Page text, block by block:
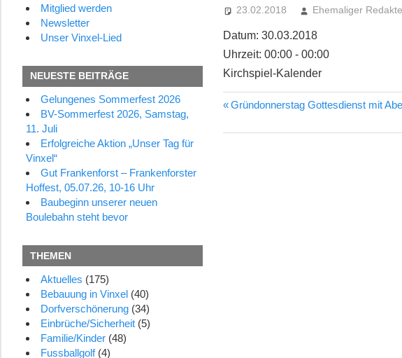
23.02.2018 Ehemaliger
Datum:30.03.2018
Uhrzeit:00:00 - 00:00
Kirchspiel-Kalender
Beitragsnavigation
Vorheriger
Gründonnerstag Gottesdienst mit
Mitglied werden
Newsletter
Unser Vinxel-Lied
NEUESTE BEITRÄGE
Gelungenes Sommerfest 2026
BV-Sommerfest 2026, Samstag,
11. Juli
Erfolgreiche Aktion „Unser Tag für
Vinxel“
Gut Frankenforst – Frankenforster
Hoffest, 05.07.26, 10-16 Uhr
Baubeginn unserer neuen
Boulebahn steht bevor
THEMEN
Aktuelles (175)
Bebauung in Vinxel(40)
Dorfverschönerung(34)
Einbrüche/Sicherheit(5)
Familie/Kinder(48)
Fussballgolf(4)